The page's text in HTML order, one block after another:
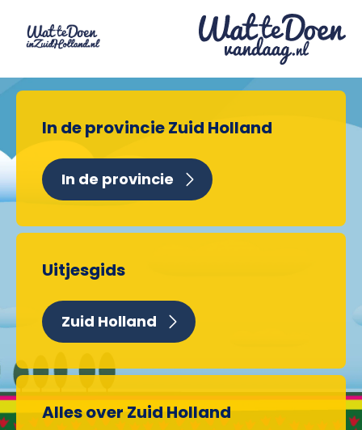
In de provincie Zuid Holland
In de provincie
Uitjesgids
Zuid Holland
Alles over Zuid Holland